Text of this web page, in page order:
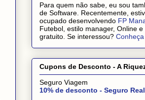
Para quem não sabe, eu sou
de Software. Recentemente,
ocupado desenvolvendo FP
Futebol, estilo manager, Online
gratuito. Se interessou?
Cupons de Desconto - A
Seguro Viagem
10% de desconto - Seguro Real